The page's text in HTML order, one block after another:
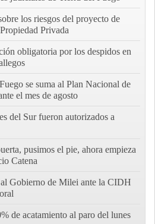
los riesgos del proyecto de
Privada
obligatoria por los despidos en
se suma al Plan Nacional de
el mes de agosto
del Sur fueron autorizados a
pusimos el pie, ahora empieza
Catena
Gobierno de Milei ante la CIDH
de acatamiento al paro del lunes